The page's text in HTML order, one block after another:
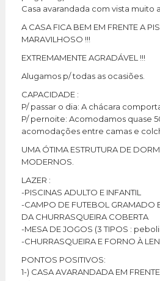
Casa avarandada com vista muito
A CASA FICA BEM EM FRENTE A
MARAVILHOSO !!!
EXTREMAMENTE AGRADÁVEL !!!
Alugamos p/ todas as ocasiões.
CAPACIDADE :
P/ passar o dia: A chácara
P/ pernoite: Acomodamos quase
acomodações entre camas e
UMA ÓTIMA ESTRUTURA DE
MODERNOS.
LAZER :
-PISCINAS ADULTO E INFANTIL
-CAMPO DE FUTEBOL GRAMADO
DA CHURRASQUEIRA COBERTA
-MESA DE JOGOS (3 TIPOS :
-CHURRASQUEIRA E FORNO À
PONTOS POSITIVOS:
1-) CASA AVARANDADA EM